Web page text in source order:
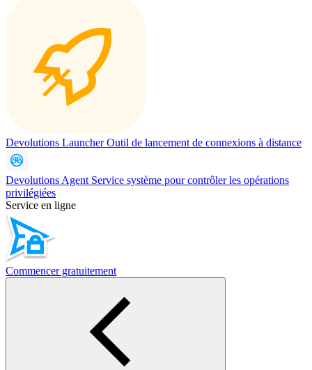
Devolutions Launcher Outil de lancement de connexions à distance
Devolutions Agent Service système pour contrôler les opérations
privilégiées
Service en ligne
Commencer gratuitement